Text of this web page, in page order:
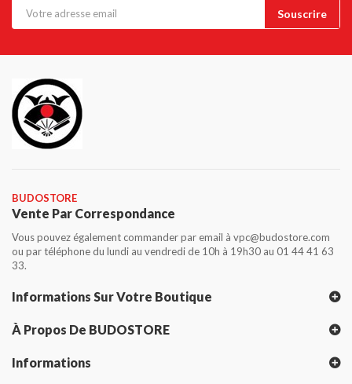
BUDOSTORE
Vente Par Correspondance
Vous pouvez également commander par email à vpc@budostore.com
ou par téléphone du lundi au vendredi de 10h à 19h30 au 01 44 41 63
33.
Informations Sur Votre Boutique
À Propos De BUDOSTORE
Informations